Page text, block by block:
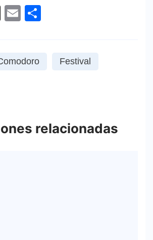
X Email
Festival
relacionadas